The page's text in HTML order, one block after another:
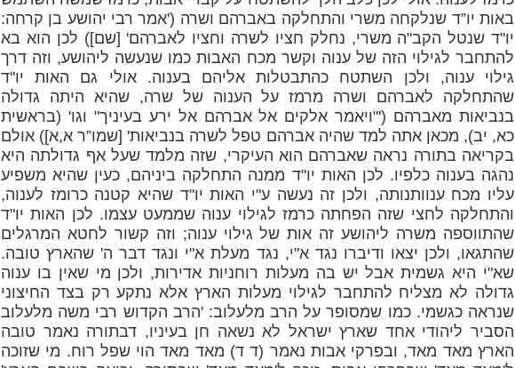
באות יו”ד שנלקחה משרי והתחלקה באברהם ושרה ('אמר רבי יהושע בן קרחה:
יו"ד שנטל הקב"ה משרי, נחלק חציו לשרה וחציו לאברהם' [שם]) לכן הוא בא
להתחבר לגילוי הזה של ענוה וקשר מכח האבות כמו שנעשה ליהושע, וזה דרך
גילוי ענוה, ולכן השתטח כהתבטלות אליהם בענוה. אולי גם האות יו"ד
שהתחלקה לאברהם ושרה מרמז על הענוה של שרה, שהיא היתה גדולה
בנביאות מאברהם ('"ויאמר אלקים אל אברהם אל ירע בעיניך" וגו' (בראשית
כא, יב), מכאן אתה למד שהיה אברהם טפל לשרה בנביאות' [שמו”ר א,א]) אולם
בקריאה בתורה נראה שאברהם הוא העיקרי, שזה מלמד שעל אף גדולתה היא
נהגה בענוה כלפיו. לכן האות יו"ד ממנה התחלקה ביניהם, כעין שהיא משפיע
עליו מכח ענוותנותה, ולכן זה נעשה ע"י האות יו"ד שהיא קטנה כרומז לענוה,
והתחלקה לחצי שזה הפחתה כרמז לגילוי ענוה שממעט עצמו. לכן האות יו"ד
שהתווספה משרה ליהושע זה אות של גילוי ענוה; וזה קשור לחטא המרגלים
שהתגאו, ולכן יצאו ודיברו נגד א"י, נגד מעלת א"י ונגד דבר ה' שהארץ טובה.
שא"י היא גשמית אבל יש בה מעלות רוחניות אדירות, ולכן מי שאין בו ענוה
גדולה לא מצליח להתחבר לגילוי מעלות הארץ אלא נתקע רק בצד החיצוני
שנראה כגשמי. כמו שמסופר על הרב מלעלוב: 'הרב הקדוש רבי משה מלעלוב
הסביר ליהודי אחד שארץ ישראל לא נשאה חן בעיניו, דבתורה נאמר טובה
הארץ מאד מאד, ובפרקי אבות נאמר (ד ד) מאד מאד הוי שפל רוח. מי שזוכה